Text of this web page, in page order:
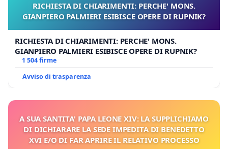
RICHIESTA DI CHIARIMENTI: PERCHE' MONS.
GIANPIERO PALMIERI ESIBISCE OPERE DI RUPNIK?
RICHIESTA DI CHIARIMENTI: PERCHE' MONS.
GIANPIERO PALMIERI ESIBISCE OPERE DI RUPNIK?
1 504 firme
Avviso di trasparenza
A SUA SANTITA' PAPA LEONE XIV: LA SUPPLICHIAMO
DI DICHIARARE LA SEDE IMPEDITA DI BENEDETTO
XVI E/O DI FAR APRIRE IL RELATIVO PROCESSO